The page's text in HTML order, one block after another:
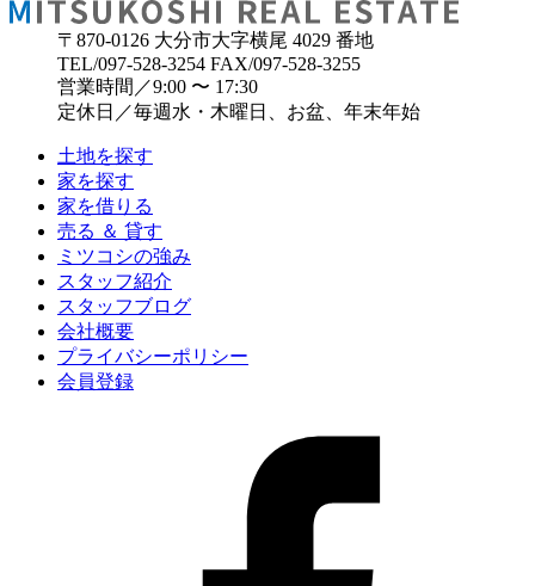
〒870-0126 大分市大字横尾 4029 番地
TEL/097-528-3254 FAX/097-528-3255
営業時間／9:00 〜 17:30
定休日／毎週水・木曜日、お盆、年末年始
土地を探す
家を探す
家を借りる
売る ＆ 貸す
ミツコシの強み
スタッフ紹介
スタッフブログ
会社概要
プライバシーポリシー
会員登録